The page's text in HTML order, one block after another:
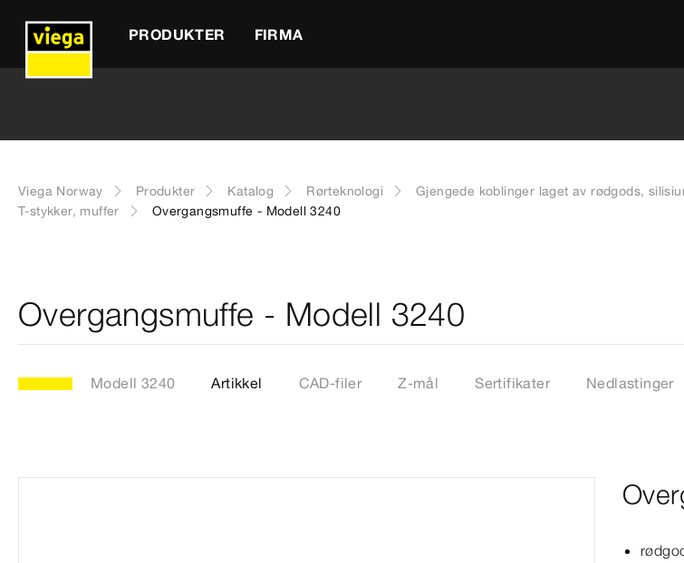
PRODUKTER FIRMA
Viega Norway Produkter Katalog Rørteknologi Gjengede koblinger laget av rødgods,
T-stykker, muffer
Overgangsmuffe - Modell 3240
Overgangsmuffe - Modell 3240
Modell 3240 Artikkel CAD-filer Z-mål Sertifikater Nedlastinger